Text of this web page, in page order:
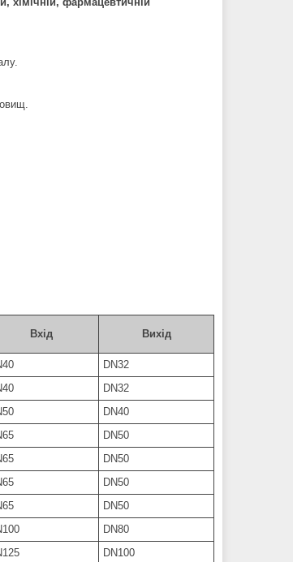
Вхід Вихід
DN32
DN32
DN40
DN50
DN50
DN50
DN50
DN80
DN100